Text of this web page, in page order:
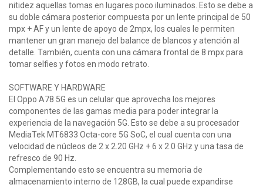
nitidez aquellas tomas en lugares poco iluminados. Esto se debe a
su doble cámara posterior compuesta por un lente principal de 50
mpx + AF y un lente de apoyo de 2mpx, los cuales le permiten
mantener un gran manejo del balance de blancos y atención al
detalle. También, cuenta con una cámara frontal de 8 mpx para
tomar selfies y fotos en modo retrato.
SOFTWARE Y HARDWARE
El Oppo A78 5G es un celular que aprovecha los mejores
componentes de las gamas media para poder integrar la
experiencia de la navegación 5G. Esto se debe a su procesador
MediaTek MT6833 Octa-core 5G SoC, el cual cuenta con una
velocidad de núcleos de 2 x 2.20 GHz + 6 x 2.0 GHz y una tasa de
refresco de 90 Hz.
Complementando esto se encuentra su memoria de
almacenamiento interno de 128GB, la cual puede expandirse